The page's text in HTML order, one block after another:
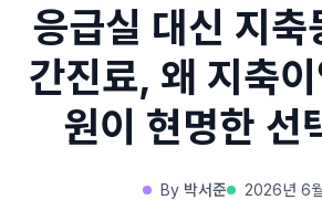
응급실 대신 지축
간진료, 왜 지축
원이 현명한 선
By 박서준 2026년 6